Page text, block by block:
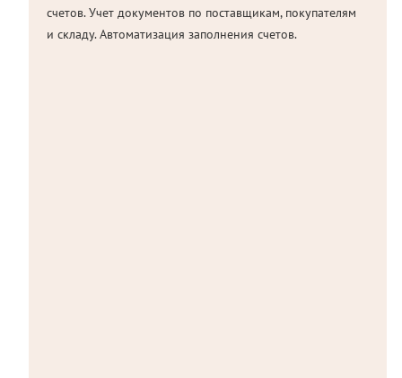
счетов. Учет документов по поставщикам, покупателям
и складу. Автоматизация заполнения счетов.